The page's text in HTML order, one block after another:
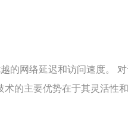
的网络延迟和访问速度。
的主要优势在于其灵活性和